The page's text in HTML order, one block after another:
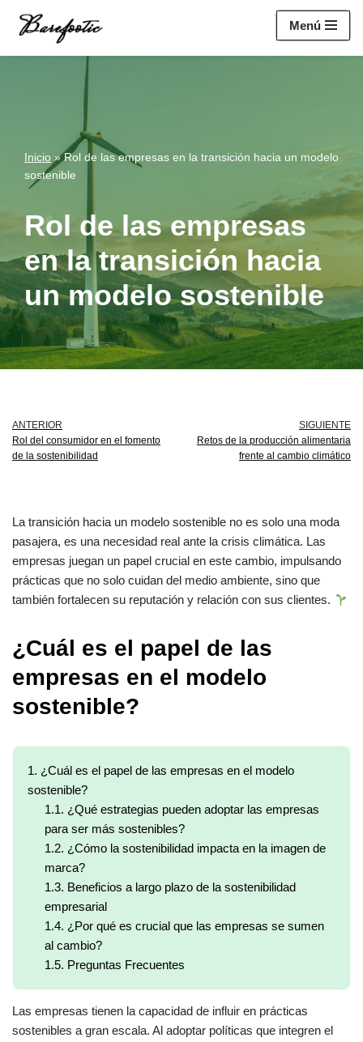
Menú
Inicio »Rol de las empresas en la transición hacia un modelo
sostenible
Rol de las empresas
en la transición hacia
un modelo sostenible
ANTERIOR
Rol del consumidor en el fomento
de la sostenibilidad
SIGUIENTE
Retos de la producción alimentaria
frente al cambio climático
La transición hacia un modelo sostenible no es solo una moda
pasajera, es una necesidad real ante la crisis climática. Las
empresas juegan un papel crucial en este cambio, impulsando
prácticas que no solo cuidan del medio ambiente, sino que
también fortalecen su reputación y relación con sus clientes.
¿Cuál es el papel de las
empresas en el modelo
sostenible?
1. ¿Cuál es el papel de las empresas en el modelo
sostenible?
1.1. ¿Qué estrategias pueden adoptar las empresas
para ser más sostenibles?
1.2. ¿Cómo la sostenibilidad impacta en la imagen de
marca?
1.3. Beneficios a largo plazo de la sostenibilidad
empresarial
1.4. ¿Por qué es crucial que las empresas se sumen
al cambio?
1.5. Preguntas Frecuentes
Las empresas tienen la capacidad de influir en prácticas
sostenibles a gran escala. Al adoptar políticas que integren el